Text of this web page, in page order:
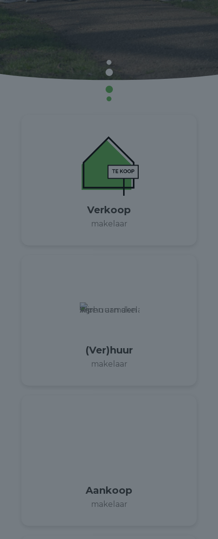
Verkoop
makelaar
(Ver)huur
makelaar
Aankoop
makelaar